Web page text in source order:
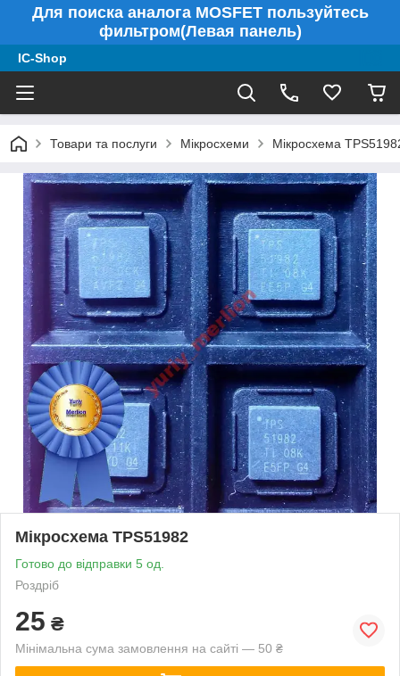
Для поиска аналога MOSFET пользуйтесь
фильтром(Левая панель)
IC-Shop
Товари та послуги Мікросхеми Мікросхема
Мікросхема TPS51982
Готово до відправки 5 од.
Роздріб
25 ₴
Мінімальна сума замовлення на сайті — 50 ₴